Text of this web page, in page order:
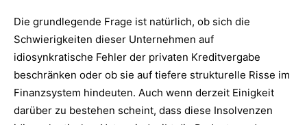
Die grundlegende Frage ist natürlich, ob sich die
Schwierigkeiten dieser Unternehmen auf
idiosynkratische Fehler der privaten Kreditvergabe
beschränken oder ob sie auf tiefere strukturelle Risse im
Finanzsystem hindeuten. Auch wenn derzeit Einigkeit
darüber zu bestehen scheint, dass diese Insolvenzen